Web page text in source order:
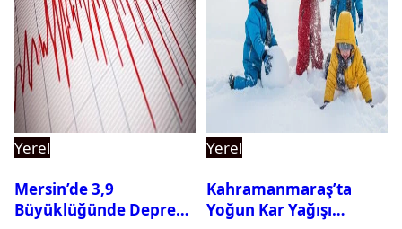
Yerel
Mersin’de 3,9
Büyüklüğünde Deprem
Yerel
Kahramanmaraş’ta
Yoğun Kar Yağışı